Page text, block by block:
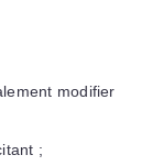
modifier
;